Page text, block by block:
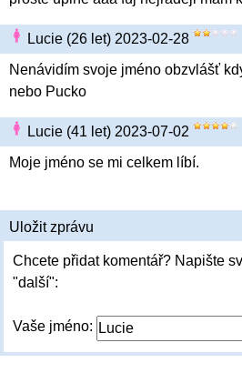
Lucie (26 let) 2023-02-28
Nenávidím svoje jméno obzvlášť
nebo Pucko
Lucie (41 let) 2023-07-02
Moje jméno se mi celkem líbí.
Uložit zprávu
Chcete přidat komentář? Napište
"další":
Vaše jméno: